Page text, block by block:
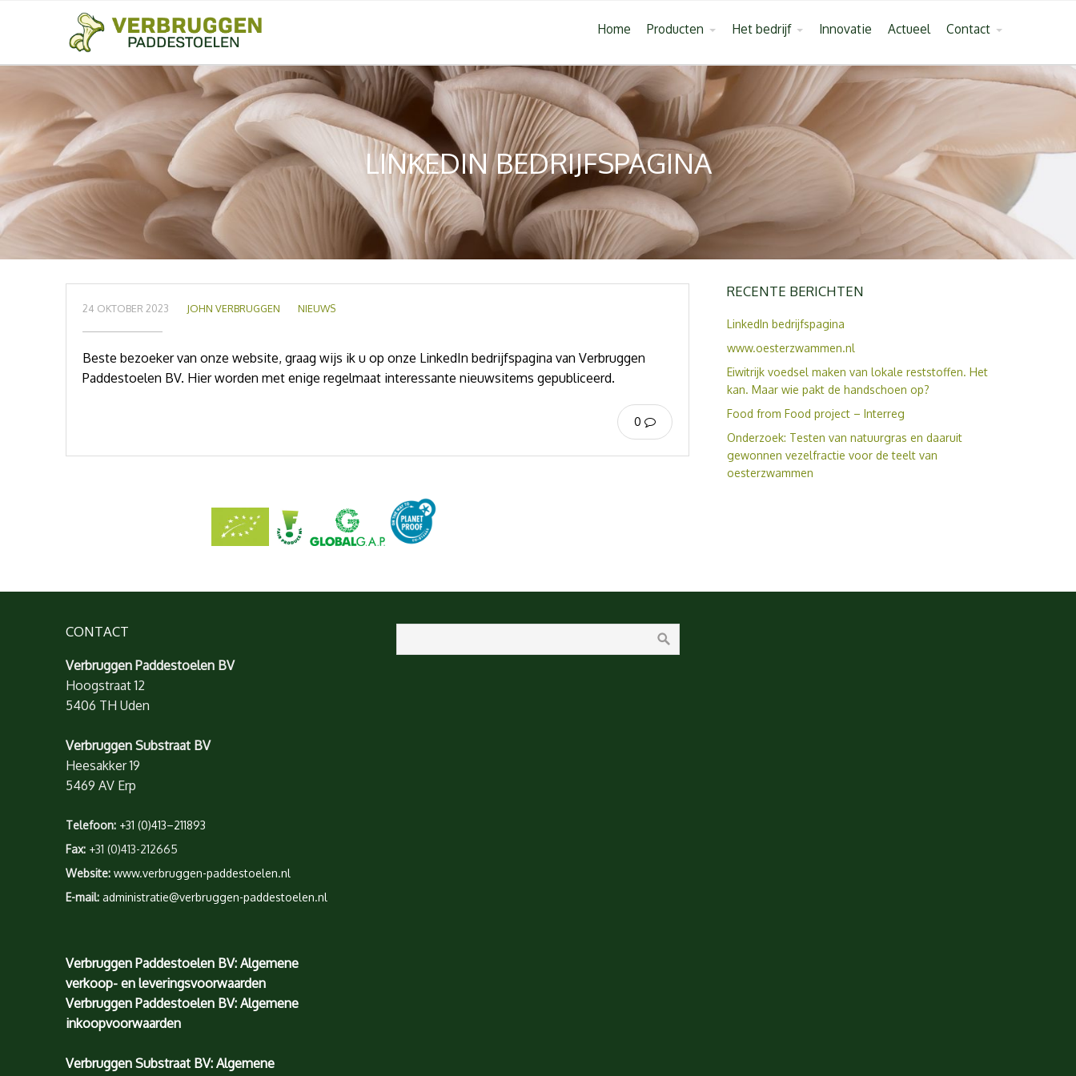
Home Producten Het bedrijf Innovatie Actueel Contact
LINKEDIN BEDRIJFSPAGINA
24 OKTOBER 2023 JOHN VERBRUGGEN NIEUWS
Beste bezoeker van onze website, graag wijs ik u op onze LinkedIn bedrijfspagina van Verbruggen
Paddestoelen BV. Hier worden met enige regelmaat interessante nieuwsitems gepubliceerd.
0
RECENTE BERICHTEN
LinkedIn bedrijfspagina
www.oesterzwammen.nl
Eiwitrijk voedsel maken van lokale reststoffen. Het
kan. Maar wie pakt de handschoen op?
Food from Food project – Interreg
Onderzoek: Testen van natuurgras en daaruit
gewonnen vezelfractie voor de teelt van
oesterzwammen
CONTACT
Verbruggen Paddestoelen BV
Hoogstraat 12
5406 TH Uden
Verbruggen Substraat BV
Heesakker 19
5469 AV Erp
Telefoon: +31 (0)413–211893
Fax: +31 (0)413-212665
Website: www.verbruggen-paddestoelen.nl
E-mail: administratie@verbruggen-paddestoelen.nl
Verbruggen Paddestoelen BV: Algemene
verkoop- en leveringsvoorwaarden
Verbruggen Paddestoelen BV: Algemene
inkoopvoorwaarden
Verbruggen Substraat BV: Algemene